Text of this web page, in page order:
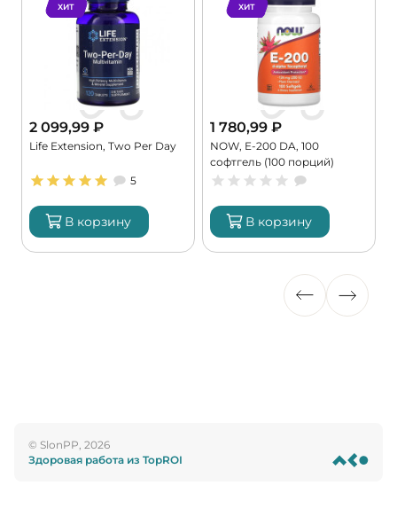
ХИТ
2 099,99 ₽
Life Extension, Two Per Day
5
В корзину
ХИТ
1 780,99 ₽
NOW, E-200 DA, 100
софтгель (100 порций)
В корзину
© SlonPP, 2026
Здоровая работа из TopROI